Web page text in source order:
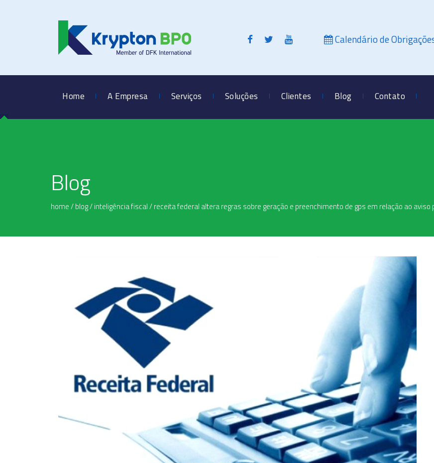
Calendário de
Home A Empresa Serviços Soluções Clientes Blog Contato
Blog
home/blog/inteligência fiscal/receita federal altera regras sobre geração e preenchimento de gps em relação ao aviso